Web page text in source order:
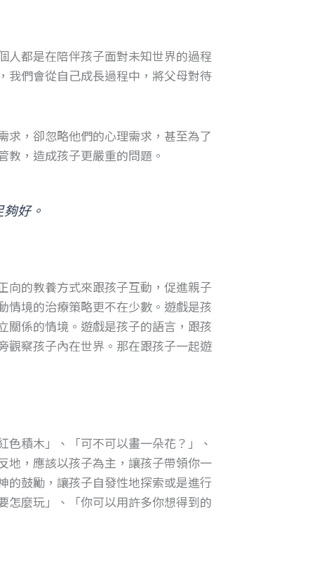
人都是在陪伴孩子面對未知世界的過程
我們會從自己成長過程中，將父母對待
求，卻忽略他們的心理需求，甚至為了
，造成孩子更嚴重的問題。
好。
向的教養方式來跟孩子互動，促進親子
情境的治療策略更不在少數。遊戲是孩
關係的情境。遊戲是孩子的語言，跟孩
觀察孩子內在世界。那在跟孩子一起遊
積木」、「可不可以畫一朵花？」、
地，應該以孩子為主，讓孩子帶領你一
的鼓勵，讓孩子自發性地探索或是進行
怎麼玩」、「你可以用許多你想得到的